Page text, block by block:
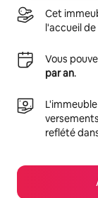
Cet
l'accueil
Vous
par an.
reflété